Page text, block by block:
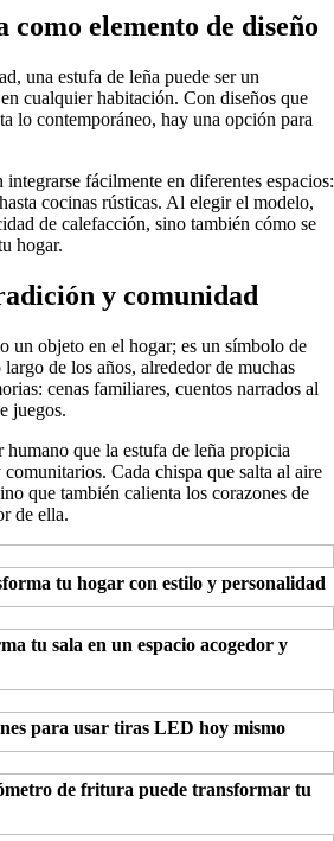
como elemento de diseño
una estufa de leña puede ser un
cualquier habitación. Con diseños que
lo contemporáneo, hay una opción para
integrarse fácilmente en diferentes espacios:
cocinas rústicas. Al elegir el modelo,
de calefacción, sino también cómo se
hogar.
y comunidad
un objeto en el hogar; es un símbolo de
de los años, alrededor de muchas
cenas familiares, cuentos narrados al
juegos.
que la estufa de leña propicia
Cada chispa que salta al aire
que también calienta los corazones de
de ella.
tu hogar con estilo y personalidad
tu sala en un espacio acogedor y
para usar tiras LED hoy mismo
de fritura puede transformar tu